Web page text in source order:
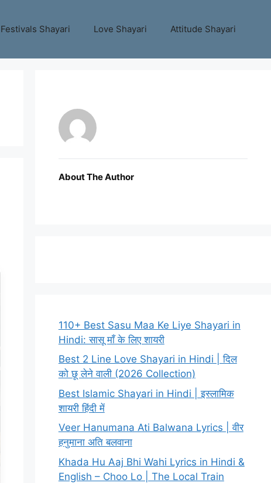
Festivals Shayari Love Shayari Attitude Shayari
About The Author
110+ Best Sasu Maa Ke Liye Shayari in
Hindi: सासू माँ के लिए शायरी
Best 2 Line Love Shayari in Hindi | दिल
को छू लेने वाली (2026 Collection)
Best Islamic Shayari in Hindi | इस्लामिक
शायरी हिंदी में
Veer Hanumana Ati Balwana Lyrics | वीर
हनुमाना अति बलवाना
Khada Hu Aaj Bhi Wahi Lyrics in Hindi &
English – Choo Lo | The Local Train